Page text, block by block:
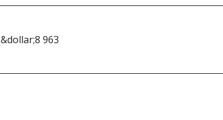
&dollar;8 963